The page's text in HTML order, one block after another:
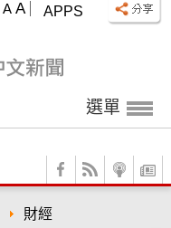
APPS
A A
選單
財經